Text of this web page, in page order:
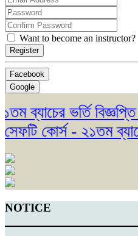
Want to become an instructor?
Register
Facebook
Google
ব্যাচের ভর্তি
কোর্স - ২১তম
NOTICE